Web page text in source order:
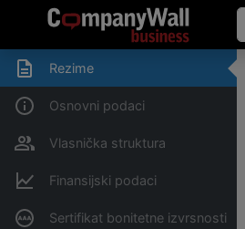
Rezime
Osnovni podaci
Vlasnička struktura
Finansijski podaci
Sertifikat bonitetne izvrsnosti